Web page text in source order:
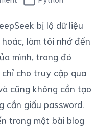
bị lộ dữ liệu
làm tôi nhớ đến
mình, trong đó
cho truy cập qua
cũng không cần tạo
cần giấu password.
trong một bài blog